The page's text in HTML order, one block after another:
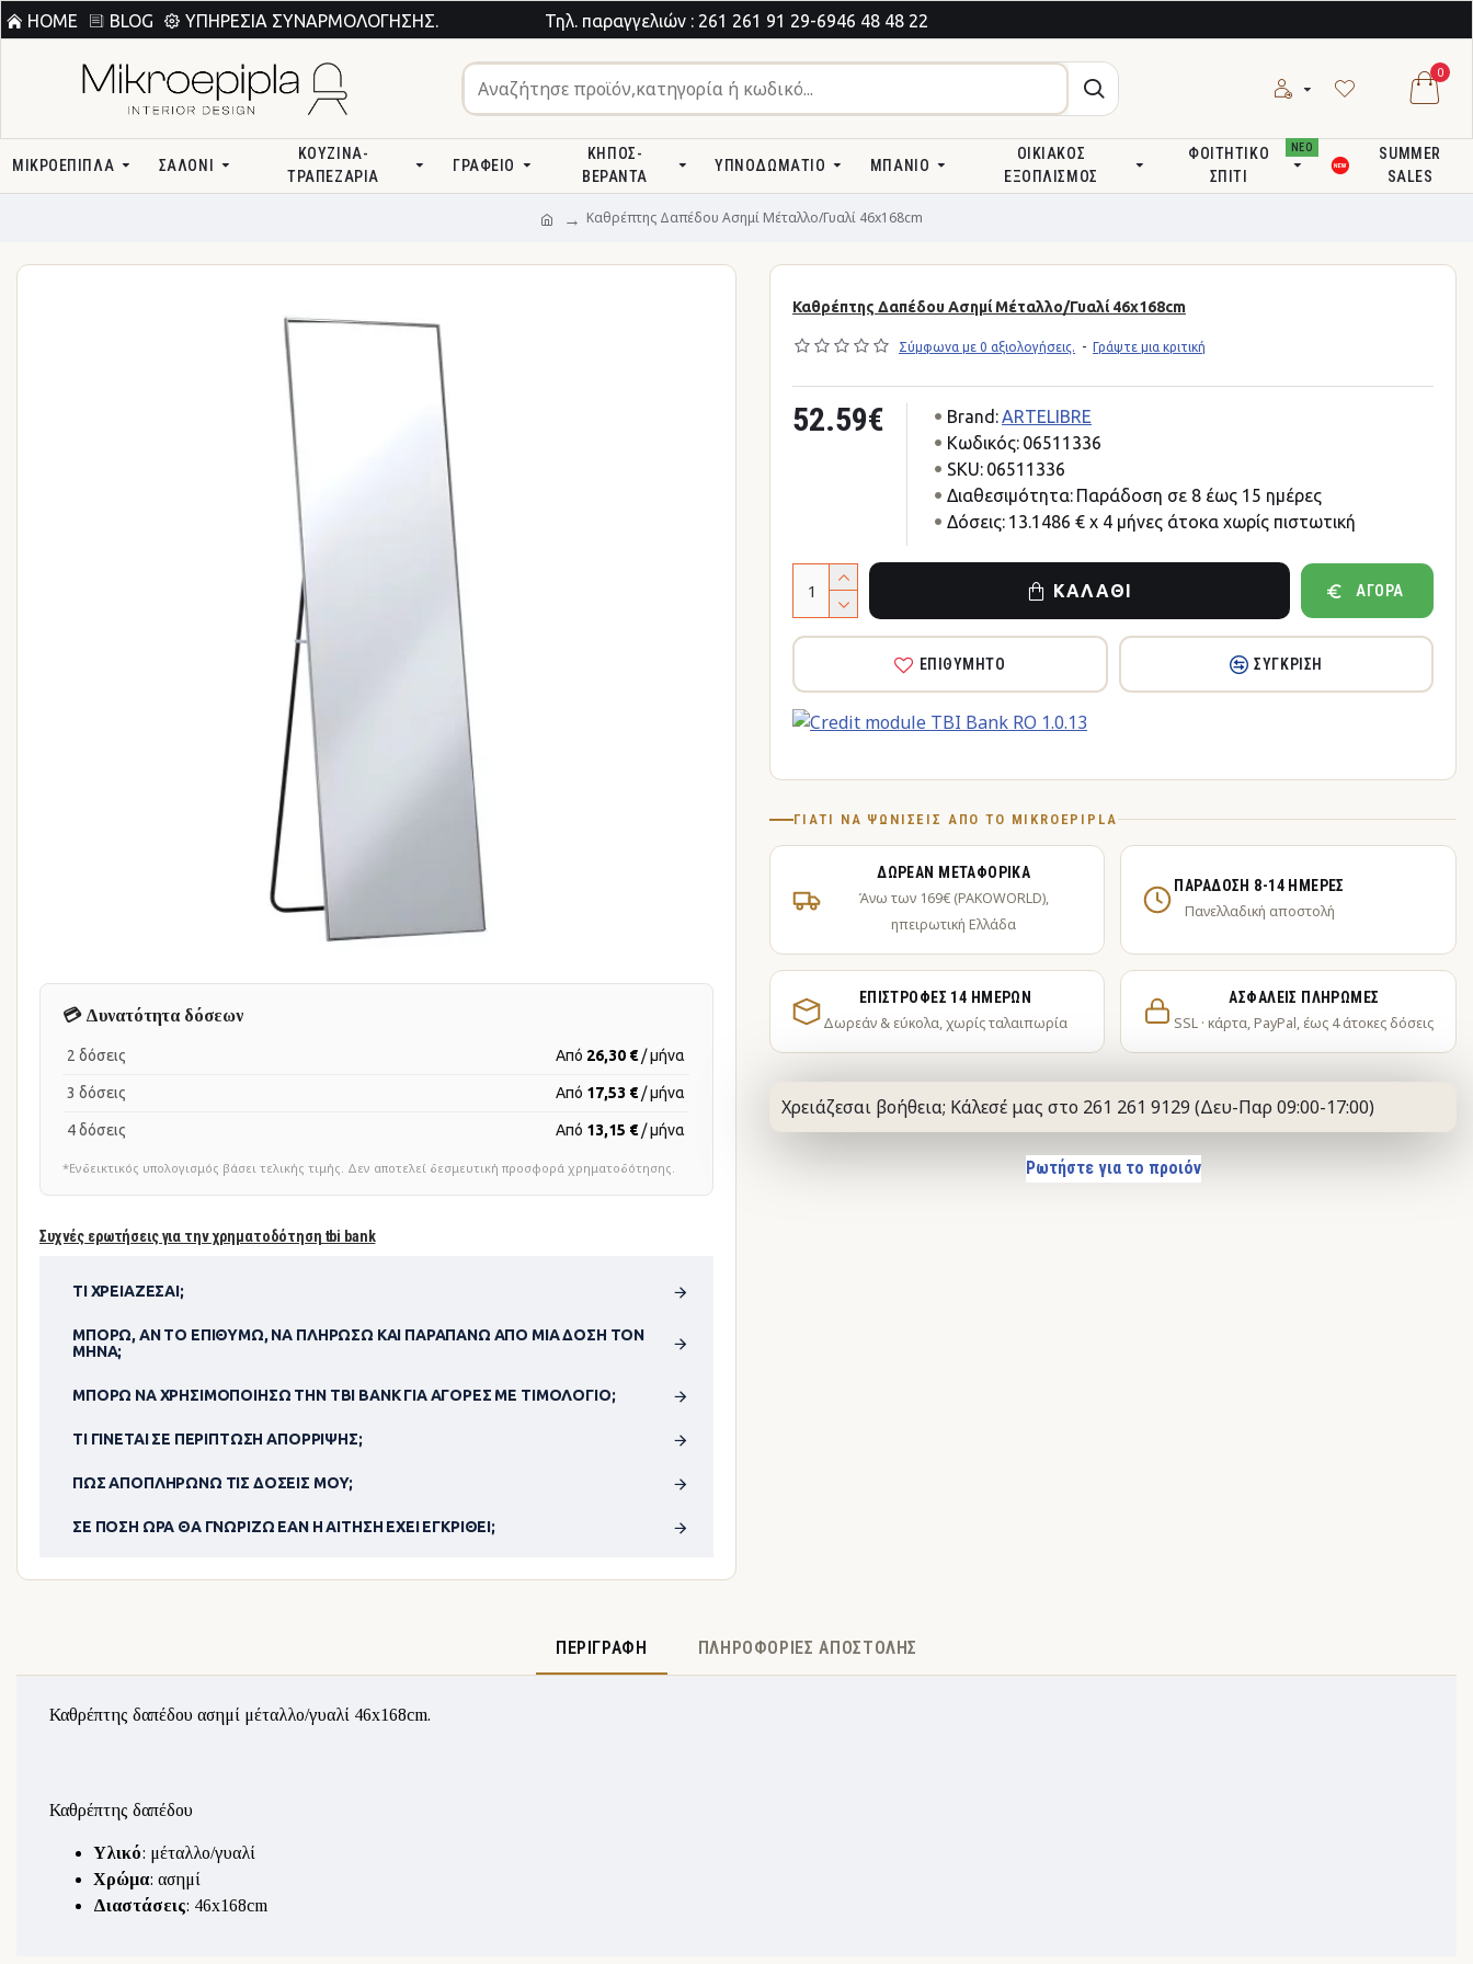
HOME BLOG ΥΠΗΡΕΣΊΑ ΣΥΝΑΡΜΟΛΌΓΗΣΗΣ. Τηλ. παραγγελιών : 261 261 91 29-6946 48 48 22
0
ΜΙΚΡΟΕΠΙΠΛΑ ΣΑΛΌΝΙ
ΚΟΥΖΊΝΑ-
ΤΡΑΠΕΖΑΡΊΑ
ΓΡΑΦΕΊΟ
ΚΉΠΟΣ-
ΒΕΡΆΝΤΑ
ΥΠΝΟΔΩΜΆΤΙΟ ΜΠΆΝΙΟ
ΟΙΚΙΑΚΌΣ
ΕΞΟΠΛΙΣΜΌΣ
ΦΟΙΤΗΤΙΚΌ
ΣΠΊΤΙ
ΝΕΟ
SUMMER
SALES
Καθρέπτης Δαπέδου Ασημί Μέταλλο/Γυαλί 46x168cm
Συχνές ερωτήσεις για την χρηματοδότηση tbi bank
ΤΙ ΧΡΕΙΆΖΕΣΑΙ;
ΜΠΟΡΏ, ΑΝ ΤΟ ΕΠΙΘΥΜΏ, ΝΑ ΠΛΗΡΏΣΩ ΚΑΙ ΠΑΡΑΠΆΝΩ ΑΠΌ ΜΊΑ ΔΌΣΗ ΤΟΝ
ΜΉΝΑ;
ΜΠΟΡΏ ΝΑ ΧΡΗΣΙΜΟΠΟΊΗΣΩ ΤΗΝ TBI BANK ΓΙΑ ΑΓΟΡΈΣ ΜΕ ΤΙΜΟΛΌΓΙΟ;
ΤΙ ΓΊΝΕΤΑΙ ΣΕ ΠΕΡΊΠΤΩΣΗ ΑΠΌΡΡΙΨΗΣ;
ΠΏΣ ΑΠΟΠΛΗΡΏΝΩ ΤΙΣ ΔΌΣΕΙΣ ΜΟΥ;
ΣΕ ΠΌΣΗ ΏΡΑ ΘΑ ΓΝΩΡΊΖΩ ΕΆΝ Η ΑΊΤΗΣΗ ΈΧΕΙ ΕΓΚΡΙΘΕΊ;
💳 Δυνατότητα δόσεων
2 δόσεις Από 26,30 € / μήνα
3 δόσεις Από 17,53 € / μήνα
4 δόσεις Από 13,15 € / μήνα
*Ενδεικτικός υπολογισμός βάσει τελικής τιμής. Δεν αποτελεί δεσμευτική προσφορά χρηματοδότησης.
Καθρέπτης Δαπέδου Ασημί Μέταλλο/Γυαλί 46x168cm
Σύμφωνα με 0 αξιολογήσεις. - Γράψτε μια κριτική
52.59€ Brand:ARTELIBRE
Κωδικός: 06511336
SKU: 06511336
Διαθεσιμότητα: Παράδοση σε 8 έως 15 ημέρες
Δόσεις: 13.1486 € x 4 μήνες άτοκα χωρίς πιστωτική
ΚΑΛΆΘΙ ΑΓΟΡΆ
ΕΠΙΘΥΜΗΤΌ ΣΎΓΚΡΙΣΗ
ΓΙΑΤΊ ΝΑ ΨΩΝΊΣΕΙΣ ΑΠΌ ΤΟ MIKROEPIPLA
ΔΩΡΕΆΝ ΜΕΤΑΦΟΡΙΚΆ
Άνω των 169€ (PAKOWORLD),
ηπειρωτική Ελλάδα
ΠΑΡΆΔΟΣΗ 8-14 ΗΜΈΡΕΣ
Πανελλαδική αποστολή
ΕΠΙΣΤΡΟΦΈΣ 14 ΗΜΕΡΏΝ
Δωρεάν & εύκολα, χωρίς ταλαιπωρία
ΑΣΦΑΛΕΊΣ ΠΛΗΡΩΜΈΣ
SSL · κάρτα, PayPal, έως 4 άτοκες δόσεις
Χρειάζεσαι βοήθεια; Κάλεσέ μας στο 261 261 9129 (Δευ-Παρ 09:00-17:00)
Ρωτήστε για το προιόν
ΠΕΡΙΓΡΑΦΉ ΠΛΗΡΟΦΟΡΊΕΣ ΑΠΟΣΤΟΛΉΣ
Καθρέπτης δαπέδου ασημί μέταλλο/γυαλί 46x168cm.
Καθρέπτης δαπέδου
Υλικό: μέταλλο/γυαλί
Χρώμα: ασημί
Διαστάσεις: 46x168cm